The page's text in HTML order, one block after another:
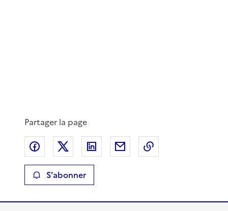
Partager la page
Partager sur Facebook
Partager sur XPartager sur LinkedIn
Partager par email
S'abonner